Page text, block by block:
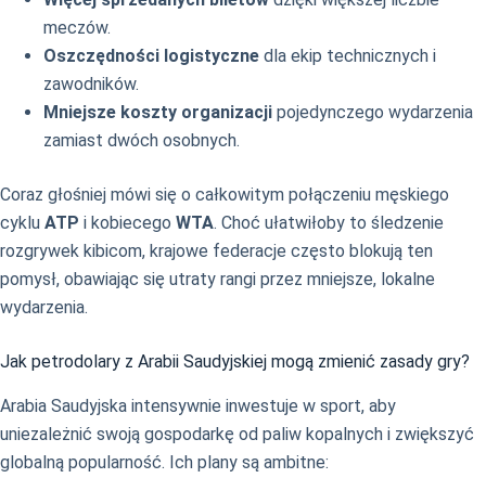
meczów.
Oszczędności logistyczne dla ekip technicznych i
zawodników.
Mniejsze koszty organizacji pojedynczego wydarzenia
zamiast dwóch osobnych.
Coraz głośniej mówi się o całkowitym połączeniu męskiego
cyklu ATP i kobiecego WTA. Choć ułatwiłoby to śledzenie
rozgrywek kibicom, krajowe federacje często blokują ten
pomysł, obawiając się utraty rangi przez mniejsze, lokalne
wydarzenia.
Jak petrodolary z Arabii Saudyjskiej mogą zmienić zasady gry?
Arabia Saudyjska intensywnie inwestuje w sport, aby
uniezależnić swoją gospodarkę od paliw kopalnych i zwiększyć
globalną popularność. Ich plany są ambitne: